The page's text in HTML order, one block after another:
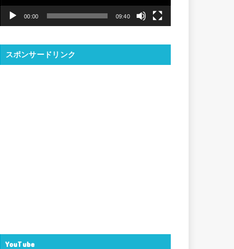
ヤ
00:00 09:40
スポンサードリンク
YouTube